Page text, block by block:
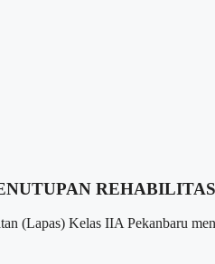
(Lapas) Kelas IIA Pekanbaru